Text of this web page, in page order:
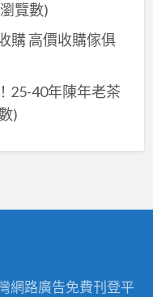
覽數)
購 高價收購傢俱
25-40年陳年老茶
)
網路廣告免費刊登平